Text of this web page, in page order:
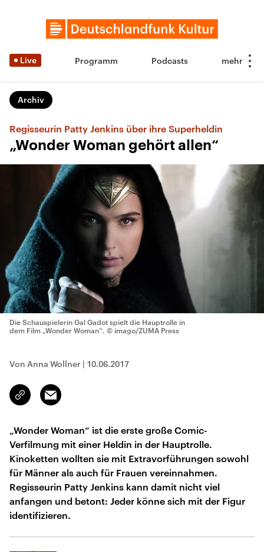
Live Programm Podcasts
Archiv
Regisseurin Patty Jenkins über ihre Superheldin
„Wonder Woman gehört allen“
Die Schauspielerin Gal Gadot spielt die Hauptrolle in
dem Film „Wonder Woman“. © imago/ZUMA Press
Von Anna Wollner | 10.06.2017
Link
kopieren/teilen
Email
„Wonder Woman“ ist die erste große Comic-
Verfilmung mit einer Heldin in der Hauptrolle.
Kinoketten wollten sie mit Extravorführungen sowohl
für Männer als auch für Frauen vereinnahmen.
Regisseurin Patty Jenkins kann damit nicht viel
anfangen und betont: Jeder könne sich mit der Figur
identifizieren.